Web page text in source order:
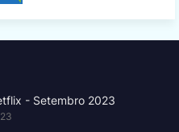
- Setembro 2023